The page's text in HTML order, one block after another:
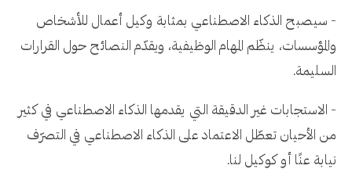
- سيصبح الذكاء الاصطناعي بمثابة وكيل أعمال للأشخاص
والمؤسسات، ينظّم المهام الوظيفية، ويقدّم النصائح حول القرارات
السليمة.
- الاستجابات غير الدقيقة التي يقدمها الذكاء الاصطناعي في كثير
من الأحيان تعطّل الاعتماد على الذكاء الاصطناعي في التصرّف
نيابة عنًا أو كوكيل لنا.